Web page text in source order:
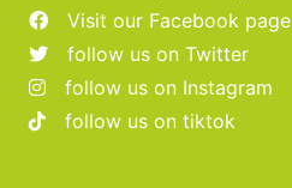
Visit our Facebook page
follow us on Twitter
follow us on Instagram
follow us on tiktok